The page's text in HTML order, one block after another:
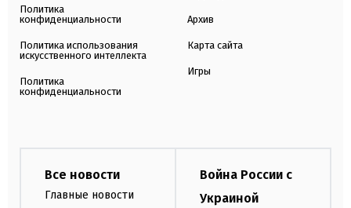
Политика
конфиденциальности
Политика использования
искусственного интеллекта
Политика
конфиденциальности
Архив
Карта сайта
Игры
Все новости
Главные новости
Война России с
Украиной